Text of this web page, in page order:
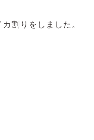
割りをしました。